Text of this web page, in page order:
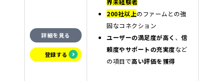
詳細を見る
登録する
200社以上のファームとの強
固なコネクション
ユーザーの満足度が高く 、 信
頼度やサポートの充実度など
の項目で高い評価を獲得